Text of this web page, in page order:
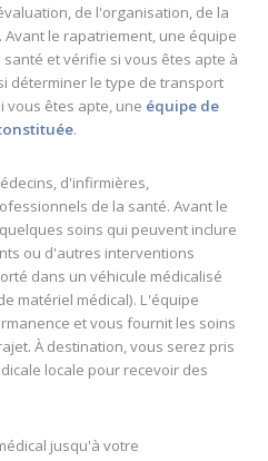
de l'organisation, de la
le rapatriement, une équipe
et vérifie si vous êtes apte à
déterminer le type de transport
vous êtes apte, une équipe de
.
d'infirmières,
de la santé. Avant le
soins qui peuvent inclure
ou d'autres interventions
dans un véhicule médicalisé
matériel médical). L'équipe
et vous fournit les soins
À destination, vous serez pris
locale pour recevoir des
jusqu'à votre